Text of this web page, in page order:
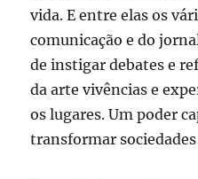
vida. E entre elas os
comunicação e do
de instigar debates e
da arte vivências e
os lugares. Um poder
transformar